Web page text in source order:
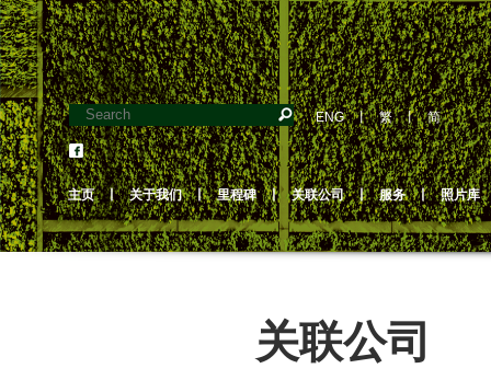
ENG丨繁丨简
主页 丨 关于我们 丨 里程碑 丨 关联公司 丨 服务 丨 照片库
关联公司